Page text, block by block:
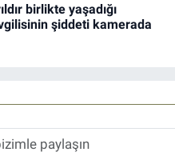
birlikte yaşadığı
şiddeti kamerada